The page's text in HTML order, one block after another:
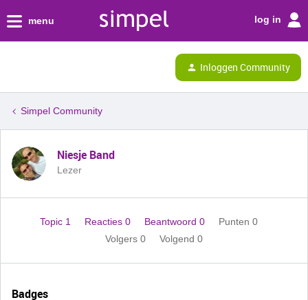
menu log in
Inloggen Community
Simpel Community
Niesje Band
Lezer
Topic 1 Reacties 0 Beantwoord 0
Punten 0
Volgers 0 Volgend 0
Badges